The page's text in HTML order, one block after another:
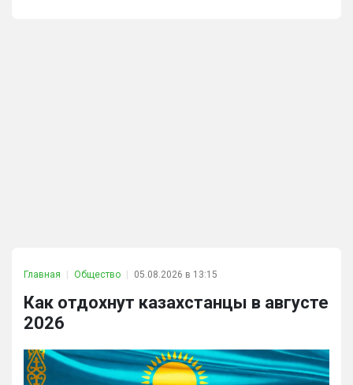
Главная Общество 05.08.2026 в 13:15
Как отдохнут казахстанцы в августе
2026